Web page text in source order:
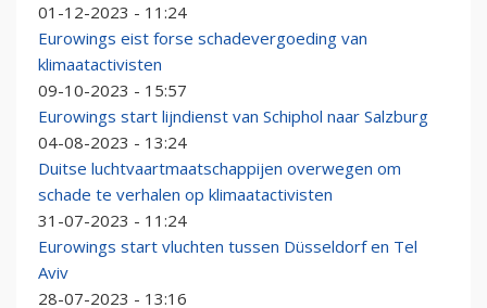
01-12-2023 - 11:24
Eurowings eist forse schadevergoeding van
klimaatactivisten
09-10-2023 - 15:57
Eurowings start lijndienst van Schiphol naar Salzburg
04-08-2023 - 13:24
Duitse luchtvaartmaatschappijen overwegen om
schade te verhalen op klimaatactivisten
31-07-2023 - 11:24
Eurowings start vluchten tussen Düsseldorf en Tel
Aviv
28-07-2023 - 13:16